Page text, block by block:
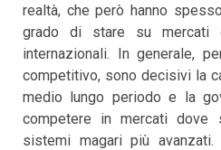
realtà, che però hanno
grado di stare su mercati
internazionali. In generale,
competitivo, sono decisivi la
medio lungo periodo e la
competere in mercati
sistemi magari più